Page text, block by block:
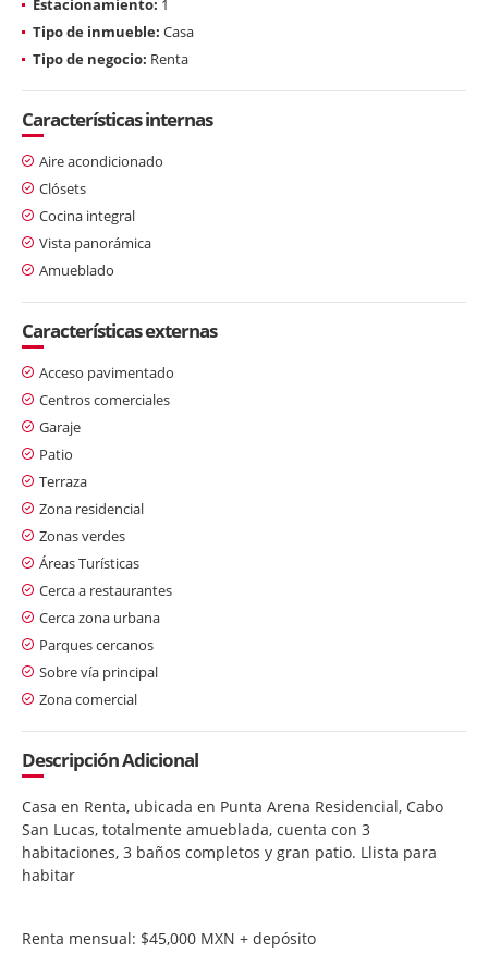
Estacionamiento: 1
Tipo de inmueble: Casa
Tipo de negocio: Renta
Características internas
Aire acondicionado
Clósets
Cocina integral
Vista panorámica
Amueblado
Características externas
Acceso pavimentado
Centros comerciales
Garaje
Patio
Terraza
Zona residencial
Zonas verdes
Áreas Turísticas
Cerca a restaurantes
Cerca zona urbana
Parques cercanos
Sobre vía principal
Zona comercial
Descripción Adicional
Casa en Renta, ubicada en Punta Arena Residencial, Cabo
San Lucas, totalmente amueblada, cuenta con 3
habitaciones, 3 baños completos y gran patio. Llista para
habitar
Renta mensual: $45,000 MXN + depósito